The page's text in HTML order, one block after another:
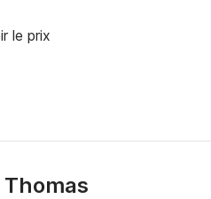
le prix
Thomas